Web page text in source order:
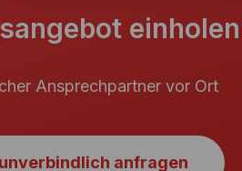
Ansprechpartner vor Ort
anfragen